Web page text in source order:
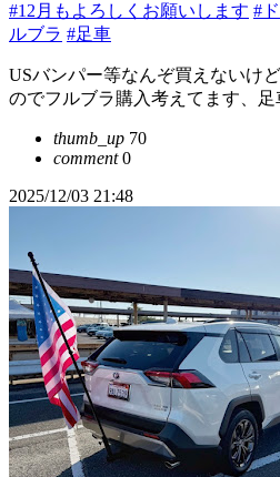
#12月もよろしくお願いします #
ルブラ #足車
USバンパー等なんぞ買えないけ
のでフルブラ購入考えてます、
thumb_up 70
comment0
2025/12/03 21:48